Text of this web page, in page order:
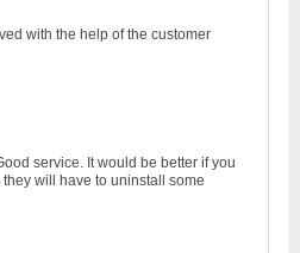
with the help of the customer
service. It would be better if you
will have to uninstall some